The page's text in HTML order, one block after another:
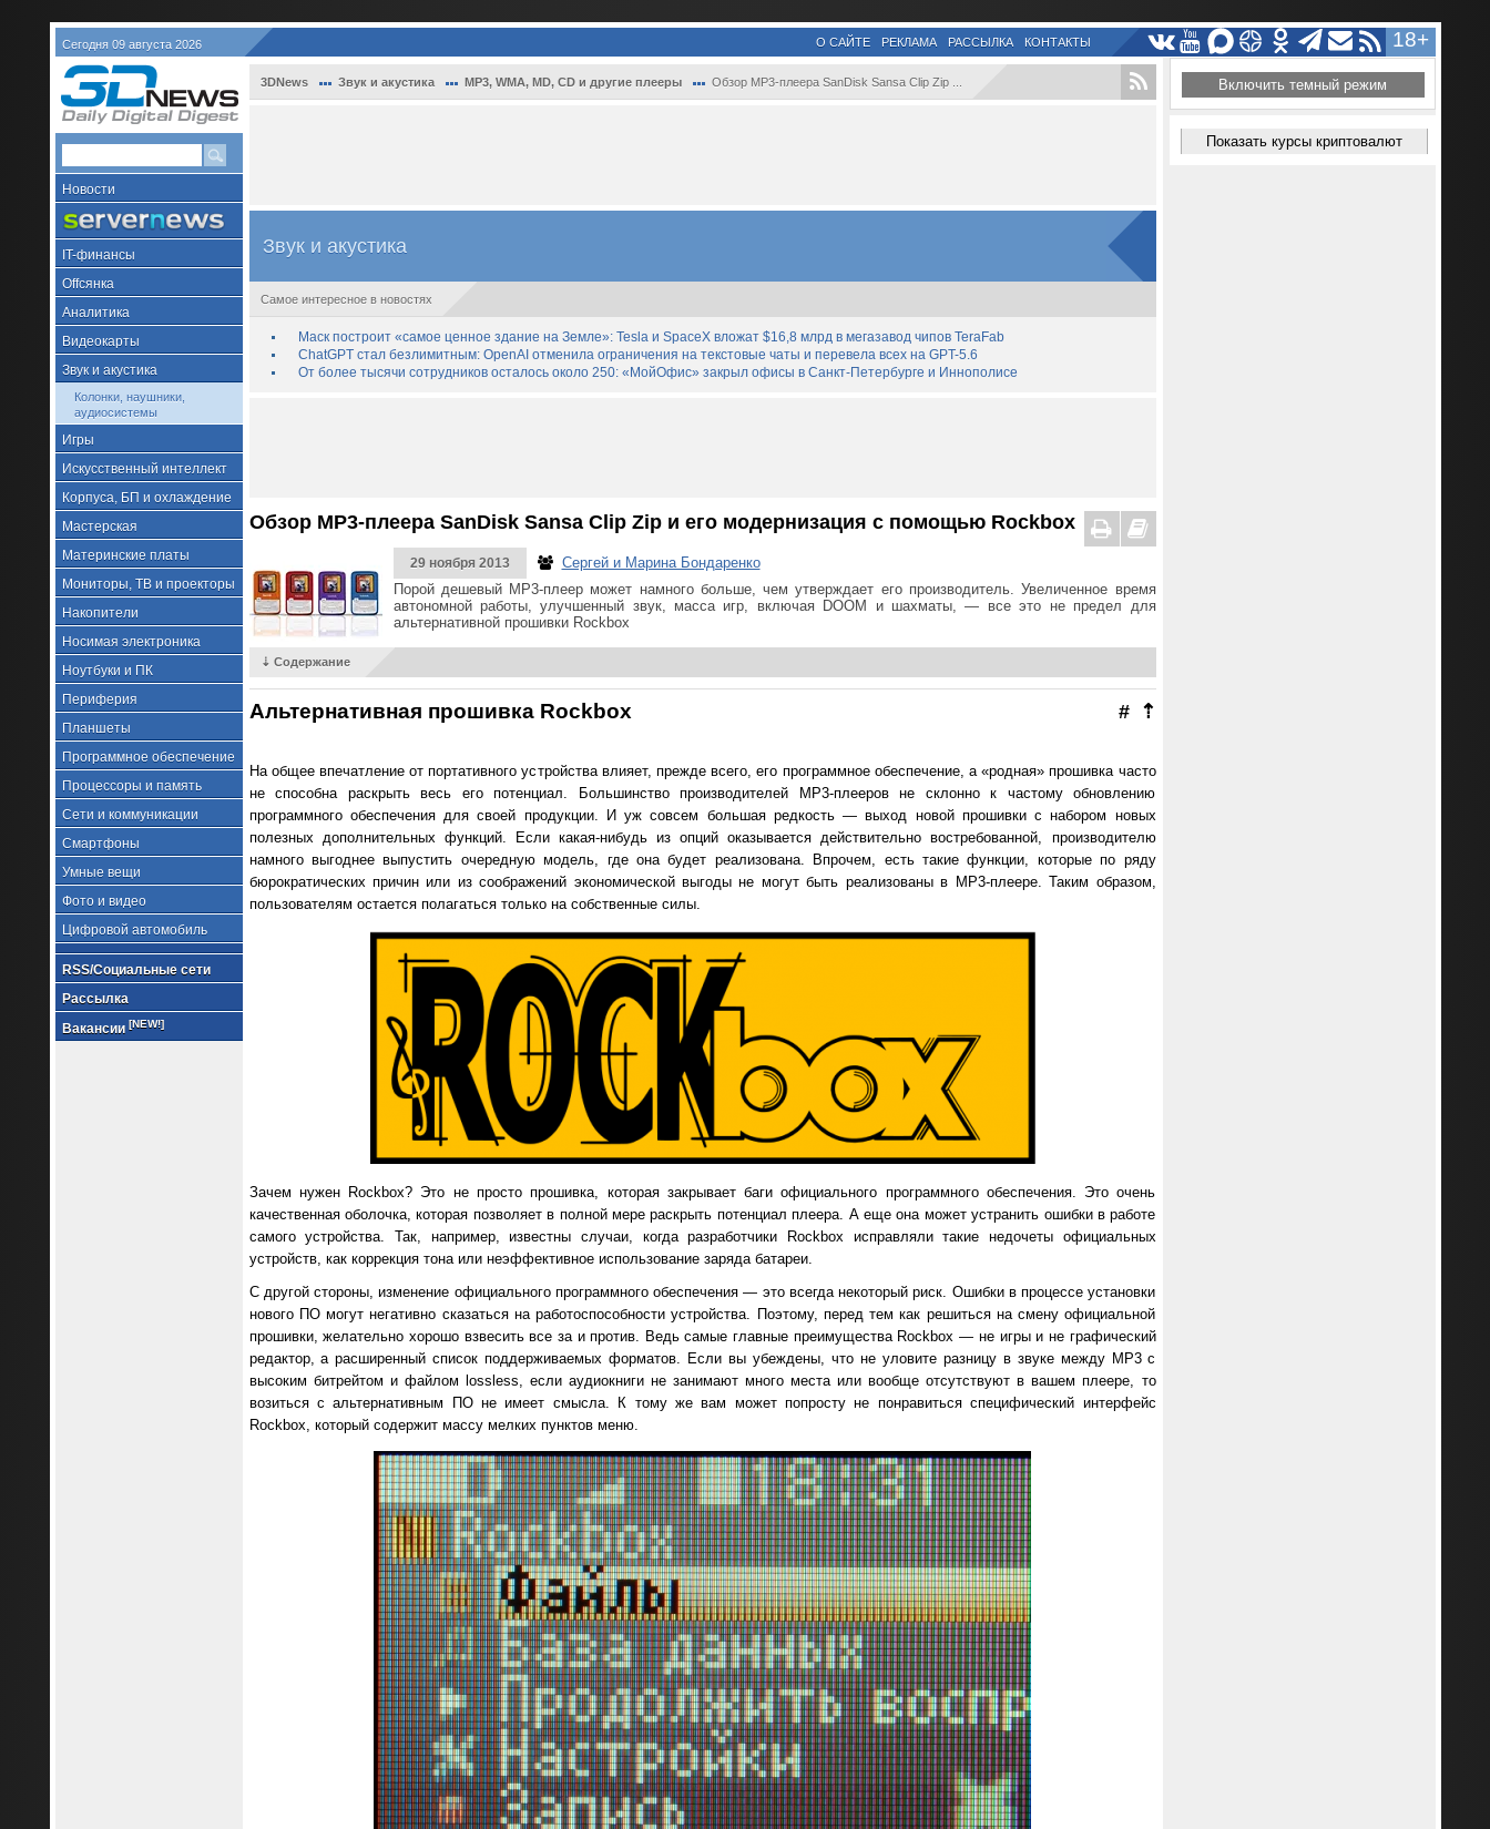
Сегодня 09 августа 2026 18+
О САЙТЕ РЕКЛАМА РАССЫЛКА КОНТАКТЫ
Новости
IT-финансы
Offсянка
Аналитика
Видеокарты
Звук и акустика
Колонки, наушники,
аудиосистемы
Игры
Искусственный интеллект
Корпуса, БП и охлаждение
Мастерская
Материнские платы
Мониторы, ТВ и проекторы
Накопители
Носимая электроника
Ноутбуки и ПК
Периферия
Планшеты
Программное обеспечение
Процессоры и память
Сети и коммуникации
Смартфоны
Умные вещи
Фото и видео
Цифровой автомобиль
RSS/Социальные сети
Рассылка
Вакансии [NEW!]
3DNews Звук и акустика MP3, WMA, MD, CD и другие плееры Обзор MP3-плеера SanDisk Sansa Clip Zip ...
Звук и акустика
Самое интересное в новостях
Маск построит «самое ценное здание на Земле»: Tesla и SpaceX вложат $16,8 млрд в мегазавод чипов TeraFab
ChatGPT стал безлимитным: OpenAI отменила ограничения на текстовые чаты и перевела всех на GPT-5.6
От более тысячи сотрудников осталось около 250: «МойОфис» закрыл офисы в Санкт-Петербурге и Иннополисе
Обзор MP3-плеера SanDisk Sansa Clip Zip и его модернизация с помощью Rockbox
29 ноября 2013
Сергей и Марина Бондаренко
Порой дешевый MP3-плеер может намного больше, чем утверждает его производитель. Увеличенное время
автономной работы, улучшенный звук, масса игр, включая DOOM и шахматы, — все это не предел для
альтернативной прошивки Rockbox
⇣ Содержание
⇡
#
Альтернативная прошивка Rockbox
На общее впечатление от портативного устройства влияет, прежде всего, его программное обеспечение, а «родная» прошивка часто
не способна раскрыть весь его потенциал. Большинство производителей MP3-плееров не склонно к частому обновлению
программного обеспечения для своей продукции. И уж совсем большая редкость — выход новой прошивки с набором новых
полезных дополнительных функций. Если какая-нибудь из опций оказывается действительно востребованной, производителю
намного выгоднее выпустить очередную модель, где она будет реализована. Впрочем, есть такие функции, которые по ряду
бюрократических причин или из соображений экономической выгоды не могут быть реализованы в MP3-плеере. Таким образом,
пользователям остается полагаться только на собственные силы.
Зачем нужен Rockbox? Это не просто прошивка, которая закрывает баги официального программного обеспечения. Это очень
качественная оболочка, которая позволяет в полной мере раскрыть потенциал плеера. А еще она может устранить ошибки в работе
самого устройства. Так, например, известны случаи, когда разработчики Rockbox исправляли такие недочеты официальных
устройств, как коррекция тона или неэффективное использование заряда батареи.
С другой стороны, изменение официального программного обеспечения — это всегда некоторый риск. Ошибки в процессе установки
нового ПО могут негативно сказаться на работоспособности устройства. Поэтому, перед тем как решиться на смену официальной
прошивки, желательно хорошо взвесить все за и против. Ведь самые главные преимущества Rockbox — не игры и не графический
редактор, а расширенный список поддерживаемых форматов. Если вы убеждены, что не уловите разницу в звуке между MP3 с
высоким битрейтом и файлом lossless, если аудиокниги не занимают много места или вообще отсутствуют в вашем плеере, то
возиться с альтернативным ПО не имеет смысла. К тому же вам может попросту не понравиться специфический интерфейс
Rockbox, который содержит массу мелких пунктов меню.
Включить темный режим
Показать курсы криптовалют